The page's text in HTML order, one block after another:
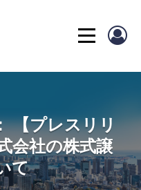
【プレスリリ
会社の株式譲
て